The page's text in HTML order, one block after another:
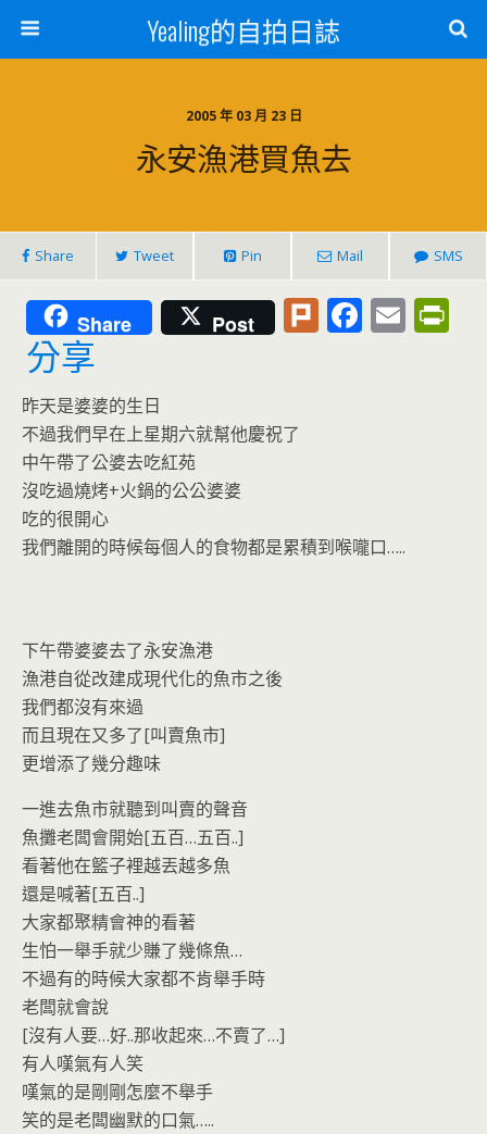
Yealing的自拍日誌
2005 年 03 月 23 日
永安漁港買魚去
Share Tweet Pin Mail SMS
Share Post Pl F E
分享
昨天是婆婆的生日
不過我們早在上星期六就幫他慶祝了
中午帶了公婆去吃紅苑
沒吃過燒烤+火鍋的公公婆婆
吃的很開心
我們離開的時候每個人的食物都是累積到喉嚨口…..
下午帶婆婆去了永安漁港
漁港自從改建成現代化的魚市之後
我們都沒有來過
而且現在又多了[叫賣魚市]
更增添了幾分趣味
一進去魚市就聽到叫賣的聲音
魚攤老闆會開始[五百…五百..]
看著他在籃子裡越丟越多魚
還是喊著[五百..]
大家都聚精會神的看著
生怕一舉手就少賺了幾條魚…
不過有的時候大家都不肯舉手時
老闆就會說
[沒有人要…好..那收起來…不賣了…]
有人嘆氣有人笑
嘆氣的是剛剛怎麼不舉手
笑的是老闆幽默的口氣…..